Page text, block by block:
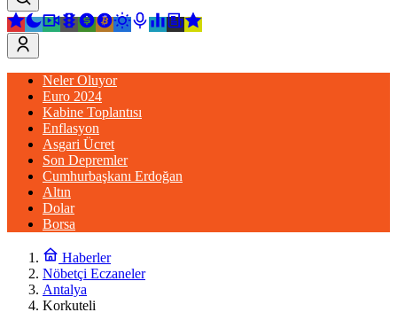
Neler Oluyor
Euro 2024
Kabine Toplantısı
Enflasyon
Asgari Ücret
Son Depremler
Cumhurbaşkanı Erdoğan
Altın
Dolar
Borsa
Haberler
Nöbetçi Eczaneler
Antalya
Korkuteli